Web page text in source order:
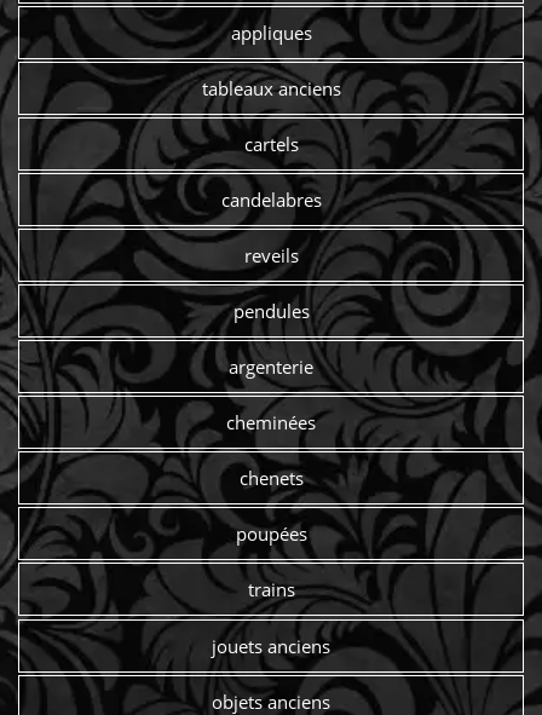
appliques
tableaux anciens
cartels
candelabres
reveils
pendules
argenterie
cheminées
chenets
poupées
trains
jouets anciens
objets anciens